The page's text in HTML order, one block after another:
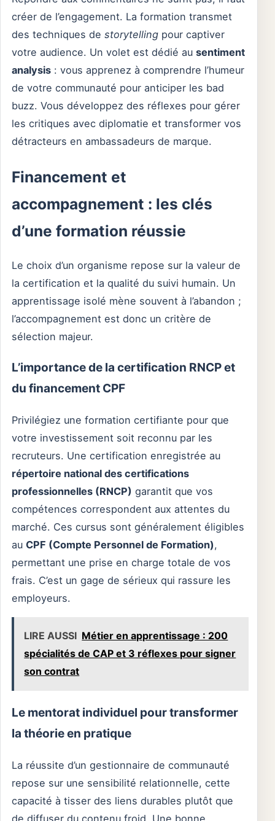
créer de l’engagement. La formation transmet
des techniques de storytelling pour captiver
votre audience. Un volet est dédié au sentiment
analysis : vous apprenez à comprendre l’humeur
de votre communauté pour anticiper les bad
buzz. Vous développez des réflexes pour gérer
les critiques avec diplomatie et transformer vos
détracteurs en ambassadeurs de marque.
Financement et
accompagnement : les clés
d’une formation réussie
Le choix d’un organisme repose sur la valeur de
la certification et la qualité du suivi humain. Un
apprentissage isolé mène souvent à l’abandon ;
l’accompagnement est donc un critère de
sélection majeur.
L’importance de la certification RNCP et
du financement CPF
Privilégiez une formation certifiante pour que
votre investissement soit reconnu par les
recruteurs. Une certification enregistrée au
répertoire national des certifications
professionnelles (RNCP) garantit que vos
compétences correspondent aux attentes du
marché. Ces cursus sont généralement éligibles
au CPF (Compte Personnel de Formation),
permettant une prise en charge totale de vos
frais. C’est un gage de sérieux qui rassure les
employeurs.
LIRE AUSSI Métier en apprentissage : 200
spécialités de CAP et 3 réflexes pour signer
son contrat
Le mentorat individuel pour transformer
la théorie en pratique
La réussite d’un gestionnaire de communauté
repose sur une sensibilité relationnelle, cette
capacité à tisser des liens durables plutôt que
de diffuser du contenu froid. Une bonne